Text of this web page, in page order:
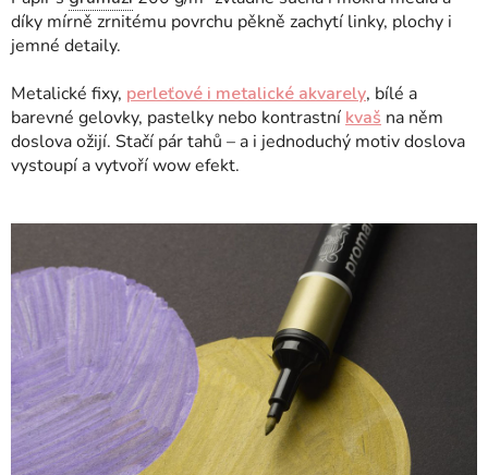
díky mírně zrnitému povrchu pěkně zachytí linky, plochy i
jemné detaily.
Metalické fixy, perleťové i metalické akvarely, bílé a
barevné gelovky, pastelky nebo kontrastní kvaš na něm
doslova ožijí. Stačí pár tahů – a i jednoduchý motiv doslova
vystoupí a vytvoří wow efekt.